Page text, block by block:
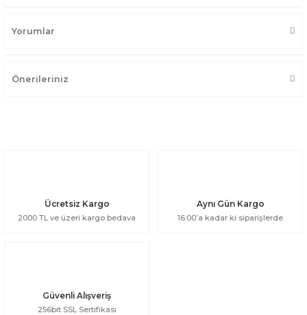
Yorumlar
Önerileriniz
Ücretsiz Kargo
2000 TL ve üzeri kargo bedava
Aynı Gün Kargo
16:00’a kadar ki siparişlerde
Güvenli Alışveriş
256bit SSL Sertifikası